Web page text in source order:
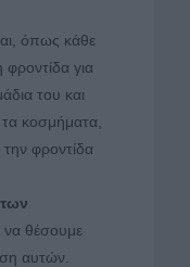
όπως κάθε
φροντίδα για
του και
κοσμήματα,
την φροντίδα
θέσουμε
αυτών.